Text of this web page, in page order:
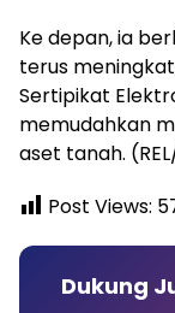
Ke depan, ia
terus
Sertipikat
memudahkan
aset tanah.
Post Views:
Dukung